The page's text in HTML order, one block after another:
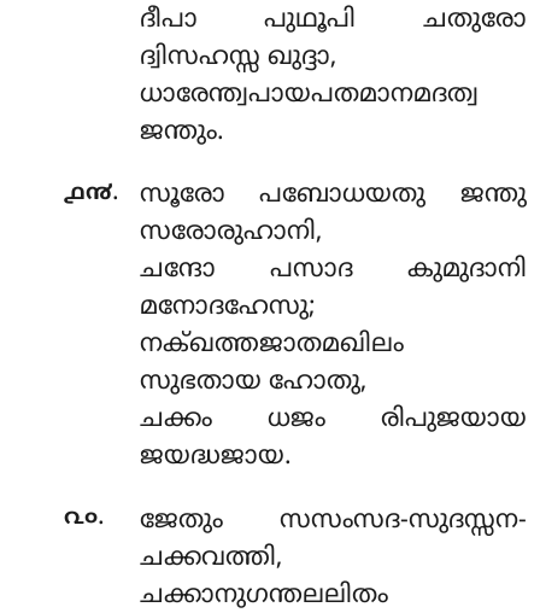
ദീപാ പുഥൂപി ചതുരോ
ദ്വിസഹസ്സ ഖുദ്ദാ,
ധാരേന്ത്വപായപതമാനമദത്വ
ജന്തും.
൧൯.
സൂരോ പബോധയതു ജന്തു
സരോരുഹാനി,
ചന്ദോ പസാദ കുമുദാനി
മനോദഹേസു;
നക്ഖത്തജാതമഖിലം
സുഭതായ ഹോതു,
ചക്കം ധജം രിപുജയായ
ജയദ്ധജായ.
൨൦.
ജേതും സസംസദ-സുദസ്സന-
ചക്കവത്തി,
ചക്കാനുഗന്തലലിതം